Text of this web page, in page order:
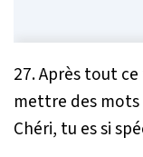
27. Après tout
mettre des
Chéri, tu es si